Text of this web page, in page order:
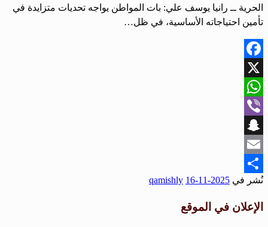
الحرية ــ رانيا يوسف علي: بات المواطن يواجه تحديات متزايدة في
تأمين احتياجاته الأساسية، في ظل…
Facebook
X
WhatsApp
Viber
Snapchat
Email
Share
نُشر في 2025-11-16
qamishly
الإعلان في الموقع